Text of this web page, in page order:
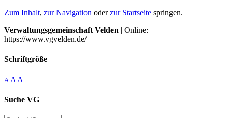
Zum Inhalt, zur Navigation oderzur Startseite springen.
Verwaltungsgemeinschaft Velden | Online:
https://www.vgvelden.de/
Schriftgröße
A A A
Suche VG